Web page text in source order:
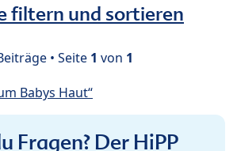
filtern und sortieren
• Seite 1 von 1
Babys Haut“
Fragen? Der HiPP